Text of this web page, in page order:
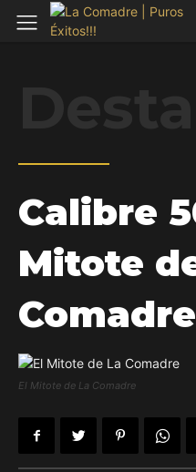
Calibre
Mitote
Comadre
El Mitote de La Comadre